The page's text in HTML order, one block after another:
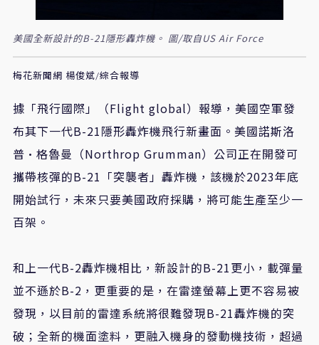
美國全新設計的B-21隱形轟炸機。 圖/取自US Air Force
梅花新聞網 楊俊斌/綜合報導
據「飛行國際」（Flight global）報導，美國空軍發
布其下一代B-21隱形轟炸機飛行新畫面。美國諾斯洛
普·格魯曼（Northrop Grumman）公司正在開發可
攜帶核彈的B-21「突襲者」轟炸機，該機於2023年底
開始試行，未來只要美國政府採購，將可能生產至少一
百架。
和上一代B-2轟炸機相比，新設計的B-21更小，載彈量
並不遜於B-2，更重要的是，在雷達螢幕上更不容易被
發現，以目前的雷達系統將很難發現B-21轟炸機的突
破；全新的機面塗料，更融入機身的發動機技術，超過